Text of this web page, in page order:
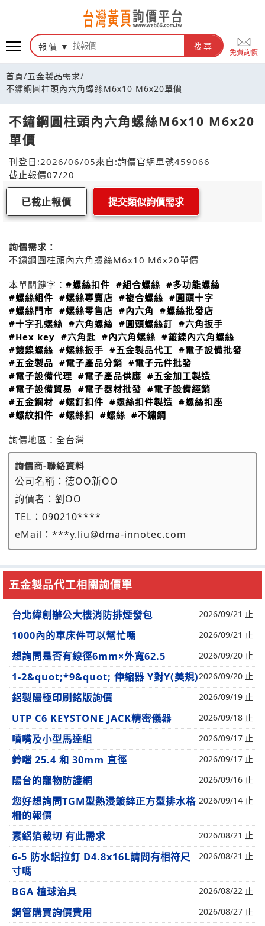
報價 搜尋
免費詢價
首頁/五金製品需求/
不鏽鋼圓柱頭內六角螺絲M6x10 M6x20單價
不鏽鋼圓柱頭內六角螺絲M6x10 M6x20
單價
刊登日:2026/06/05來自:詢價官網單號459066
截止報價07/20
已截止報價 提交類似詢價需求
詢價需求：
不鏽鋼圓柱頭內六角螺絲M6x10 M6x20單價
本單關鍵字： #螺絲扣件 #組合螺絲 #多功能螺絲
#螺絲組件 #螺絲專賣店 #複合螺絲 #圓頭十字
#螺絲門市 #螺絲零售店 #內六角 #螺絲批發店
#十字孔螺絲 #六角螺絲 #圓頭螺絲釘 #六角扳手
#Hex key #六角匙 #內六角螺絲 #鍍鎳內六角螺絲
#鍍鎳螺絲 #螺絲扳手 #五金製品代工 #電子設備批發
#五金製品 #電子產品分銷 #電子元件批發
#電子設備代理 #電子產品供應 #五金加工製造
#電子設備貿易 #電子器材批發 #電子設備經銷
#五金鋼材 #螺釘扣件 #螺絲扣件製造 #螺絲扣座
#螺紋扣件 #螺絲扣 #螺絲 #不鏽鋼
詢價地區： 全台灣
詢價商-聯絡資料
公司名稱： 德OO新OO
詢價者： 劉OO
TEL： 090210****
eMail： ***y.liu@dma-innotec.com
五金製品代工相關詢價單
台北緯創辦公大樓消防排煙發包 2026/09/21 止
1000內的車床件可以幫忙嗎 2026/09/21 止
想詢問是否有線徑6mm×外寬62.5 2026/09/20 止
1-2&quot;*9&quot; 伸縮器 Y對Y(美規)2026/09/20 止
鋁製陽極印刷銘版詢價 2026/09/19 止
UTP C6 KEYSTONE JACK精密儀器 2026/09/18 止
噴嘴及小型馬達組 2026/09/17 止
鈴噹 25.4 和 30mm 直徑 2026/09/17 止
陽台的寵物防護網 2026/09/16 止
您好想詢問TGM型熱浸鍍鋅正方型排水格
柵的報價
2026/09/14 止
素鋁箔裁切 有此需求 2026/08/21 止
6-5 防水鋁拉釘 D4.8x16L請問有相符尺
寸嗎
2026/08/21 止
BGA 植球治具 2026/08/22 止
鋼管購買詢價費用 2026/08/27 止